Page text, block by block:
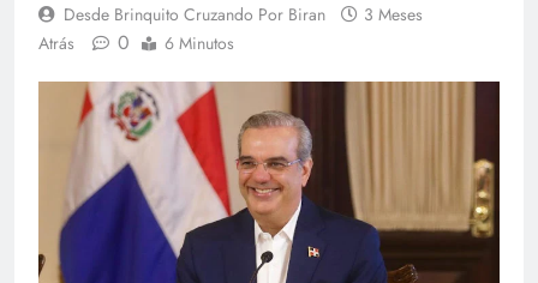
Desde Brinquito Cruzando Por Biran
3 Meses
Atrás
0 6 Minutos